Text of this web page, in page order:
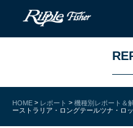
HOME > レポート > 機種別レポート＆
ーストラリア・ロングテールツナ・ロ